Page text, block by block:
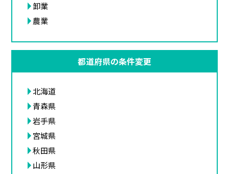
卸業
農業
都道府県の条件変更
北海道
青森県
岩手県
宮城県
秋田県
山形県